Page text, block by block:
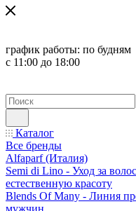
график работы: по будням
с 11:00 до 18:00
Каталог
Все бренды
Alfaparf (Италия)
Semi di Lino - Уход за
естественную красоту
Blends Of Many - Линия
мужчин